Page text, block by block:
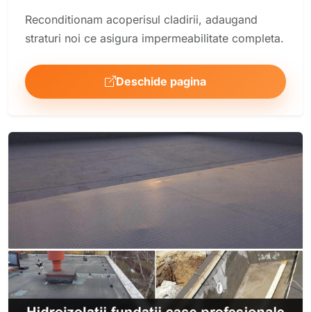
Reconditionam acoperisul cladirii, adaugand
straturi noi ce asigura impermeabilitate completa.
Deschide pagina